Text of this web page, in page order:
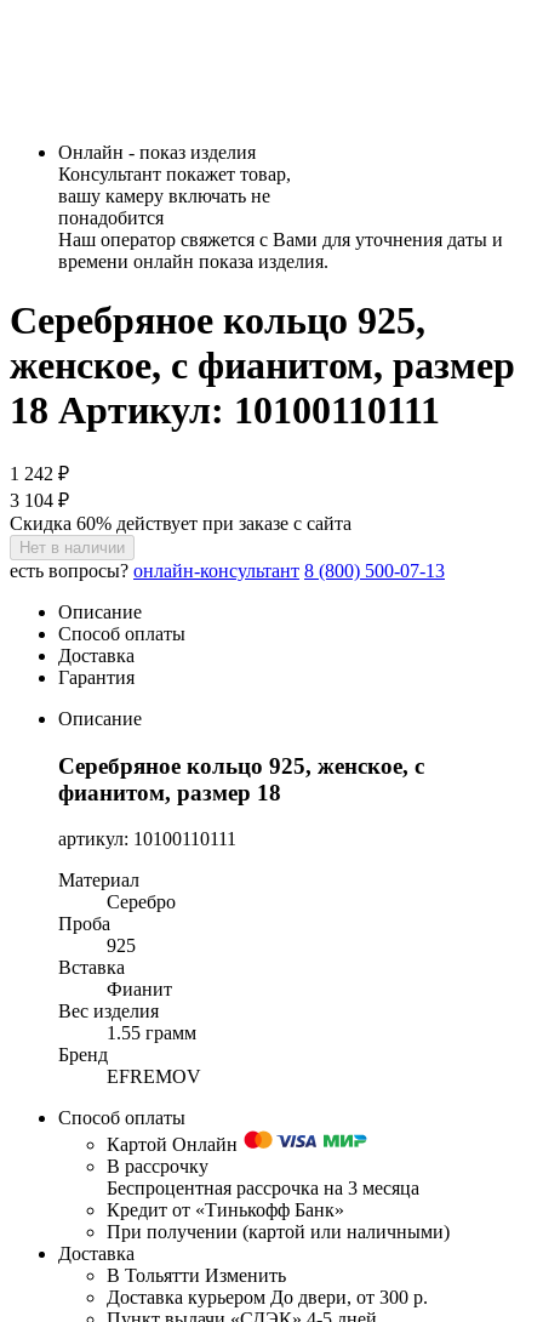
Онлайн - показ изделия
Консультант покажет товар,
вашу камеру включать не
понадобится
Наш оператор свяжется с Вами для уточнения даты и
времени онлайн показа изделия.
Серебряное кольцо 925,
женское, с фианитом, размер
18 Артикул: 10100110111
1 242 ₽
3 104 ₽
Скидка 60% действует при заказе с сайта
Нет в наличии
есть вопросы? онлайн-консультант 8 (800) 500-07-13
Описание
Способ оплаты
Доставка
Гарантия
Описание
Серебряное кольцо 925, женское, с
фианитом, размер 18
артикул: 10100110111
Материал
Серебро
Проба
925
Вставка
Фианит
Вес изделия
1.55 грамм
Бренд
EFREMOV
Способ оплаты
Картой Онлайн
В рассрочку
Беспроцентная рассрочка на 3 месяца
Кредит от «Тинькофф Банк»
При получении (картой или наличными)
Доставка
В Тольятти Изменить
Доставка курьером До двери, от 300 р.